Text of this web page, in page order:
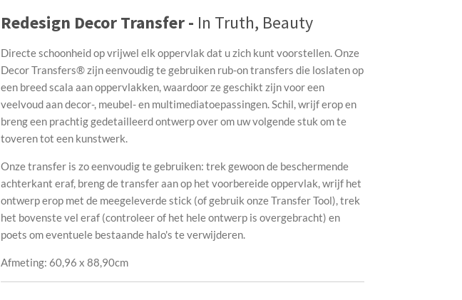
Redesign Decor Transfer - In Truth, Beauty
Directe schoonheid op vrijwel elk oppervlak dat u zich kunt voorstellen. Onze
Decor Transfers® zijn eenvoudig te gebruiken rub-on transfers die loslaten op
een breed scala aan oppervlakken, waardoor ze geschikt zijn voor een
veelvoud aan decor-, meubel- en multimediatoepassingen. Schil, wrijf erop en
breng een prachtig gedetailleerd ontwerp over om uw volgende stuk om te
toveren tot een kunstwerk.
Onze transfer is zo eenvoudig te gebruiken: trek gewoon de beschermende
achterkant eraf, breng de transfer aan op het voorbereide oppervlak, wrijf het
ontwerp erop met de meegeleverde stick (of gebruik onze Transfer Tool), trek
het bovenste vel eraf (controleer of het hele ontwerp is overgebracht) en
poets om eventuele bestaande halo's te verwijderen.
Afmeting: 60,96 x 88,90cm